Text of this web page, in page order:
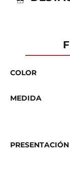
COLOR
MEDIDA
PRESENTACIÓN